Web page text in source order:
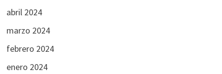
abril 2024
marzo 2024
febrero 2024
enero 2024